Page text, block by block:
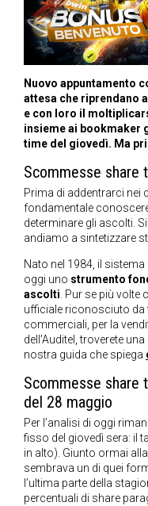
Nuovo appuntamento
attesa che riprendano
e con loro il
insieme ai bookmaker
time del giovedì. Ma
Scommesse share
Prima di addentrarci nei
fondamentale
determinare gli ascolti.
andiamo a sintetizzare
Nato nel 1984, il
oggi uno strumento
ascolti. Pur se più volte
ufficiale riconosciuto da
commerciali, per la
dell’Auditel, troverete
nostra guida che spiega
Scommesse share
del 28 maggio
Per l’analisi di oggi
fisso del giovedì sera: il
in alto). Giunto ormai
sembrava un di quei
l’ultima parte della
percentuali di share